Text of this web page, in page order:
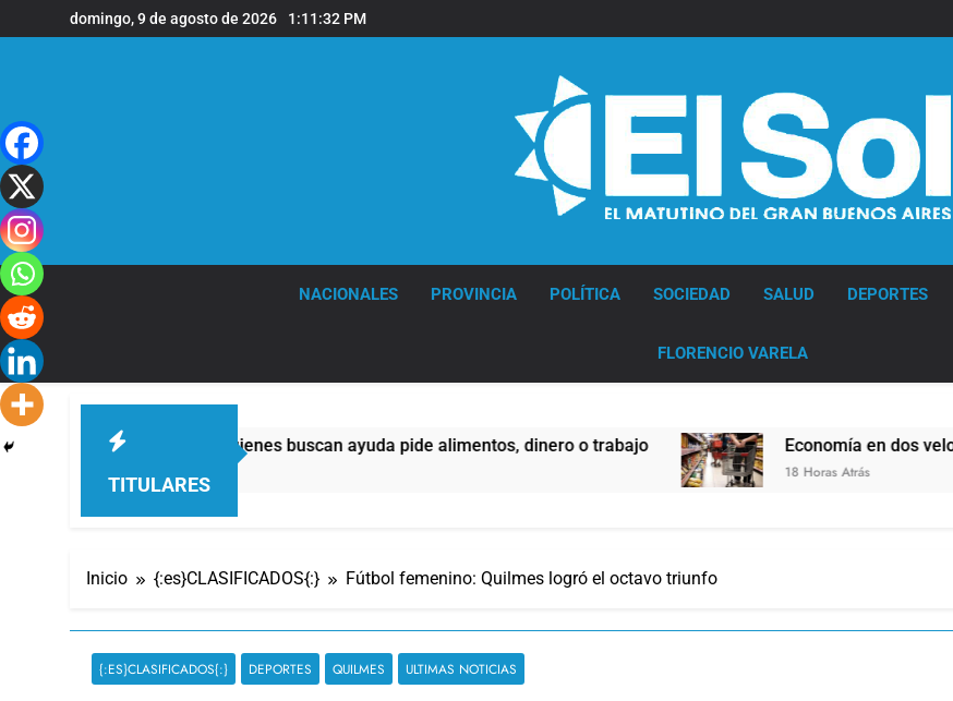
al
domingo, 9 de agosto de 2026 1:11:33 PM
NACIONALES PROVINCIA POLÍTICA SOCIEDAD SALUD DEPORTES
FLORENCIO VARELA
TITULARES
de quienes buscan ayuda pide alimentos, dinero o trabajo Economía en dos velocidades
18 Horas Atrás
Inicio {:es}CLASIFICADOS{:} Fútbol femenino: Quilmes logró el octavo triunfo
{:ES}CLASIFICADOS{:} DEPORTES QUILMES ULTIMAS NOTICIAS